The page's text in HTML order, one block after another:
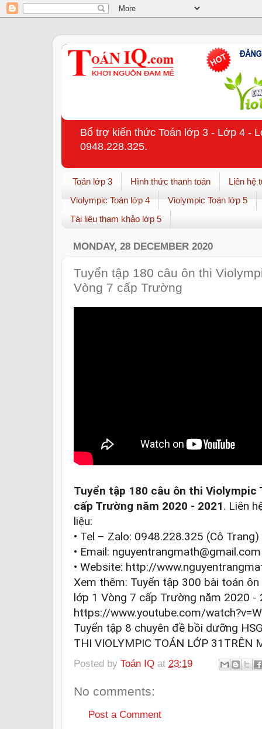
Bổ trợ kiến thức Toán lớp 3 - Lớp 4 -
0948.228.325.
Toán lớp 3 Hình thức thanh toán
Liên hệ
Violympic Toán lớp 4
Violympic Toán lớp 5
Tài liệu tham khảo lớp 5
MONDAY, 28 DECEMBER 2020
Tuyển tập 180 câu ôn thi
Vòng 7 cấp Trường
Tuyển tập 180 câu ôn thi Violympic
cấp Trường năm 2020 - 2021. Liên
liệu:
• Tel – Zalo: 0948.228.325 (Cô Trang)
• Email: nguyentrangmath@gmail.com
• Website: http://
Xem thêm: Tuyển tập 300 bài toán
https://www.youtube.com/
Tuyển tập 8 chuyên đề bồi dưỡng
THI VIOLYMPIC TOÁN LỚP 31TRÊN
Posted by Toán IQ at 23:19
No comments:
Post a Comment